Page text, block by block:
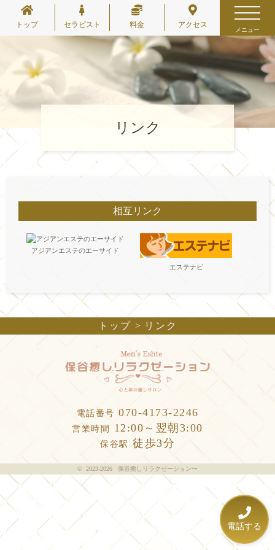
メニュー
トップ セラピスト 料金 アクセス
リンク
相互リンク
アジアンエステのエーサイド
エステナビ
電話する
トップ リンク
電話番号 070-4173-2246
営業時間 12:00～翌朝3:00
保谷駅 徒歩3分
© 2023-2026 保谷癒しリラクゼーション〜